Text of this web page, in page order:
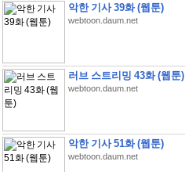
악한 기사 39화 (웹툰)
webtoon.daum.net
러브 스트리밍 43화 (웹툰)
webtoon.daum.net
악한 기사 51화 (웹툰)
webtoon.daum.net